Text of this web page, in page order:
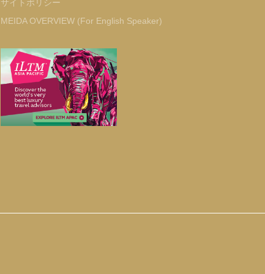
サイトポリシー
MEIDA OVERVIEW (For English Speaker)